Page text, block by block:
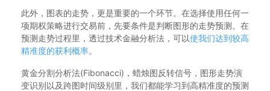
此外，图表的走势，更是重要的一个环节。在选择使用任何一
项期权策略进行交易前，先要条件是判断图形的走势预测。在
预测走势过程里，透过技术金融分析法，可以使我们达到较高
精准度的获利概率。
黄金分割分析法(Fibonacci)，蜡烛图反转信号，图形走势演
变识别以及跨图时间级别里，我们都能学习到高精准度的预测